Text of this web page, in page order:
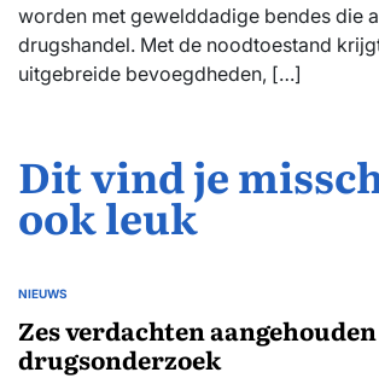
worden met gewelddadige bendes die
drugshandel. Met de noodtoestand
uitgebreide bevoegdheden, […]
Dit vind je
ook leuk
GEPLAATST
NIEUWS
Zes verdachten
drugsonderzoek